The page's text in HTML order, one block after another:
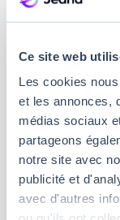
Ce site web
Les cookies
et les annonces,
médias sociaux
partageons
notre site avec
publicité et
avec d'autres
une photo de
costume
Certes, les
en place des
l’esprit
générative
tout les valeurs
entraîné.